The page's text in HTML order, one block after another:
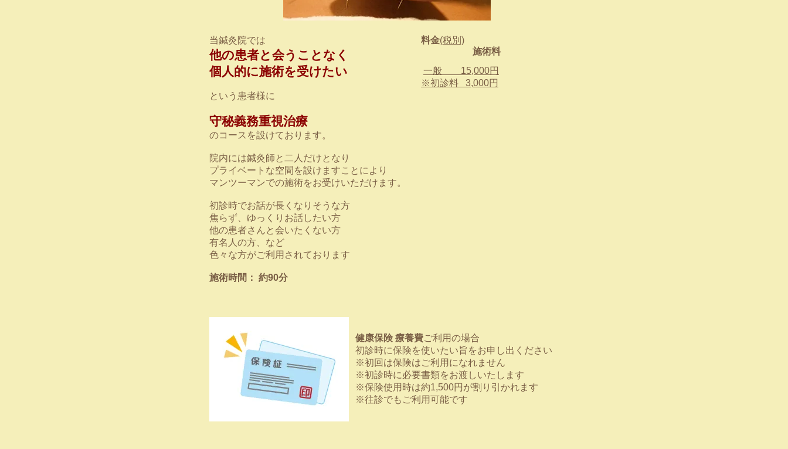
当鍼灸院では
他の患者と会うことなく
個人的に施術を受けたい
という患者様に
守秘義務重視治療
のコースを設けております。
院内には鍼灸師と二人だけとなり
プライベートな空間を設けますことにより
マンツーマンでの施術をお受けいただけます。
初診時でお話が長くなりそうな方
焦らず、ゆっくりお話したい方
他の患者さんと会いたくない方
有名人の方、など
​色々な方がご利用されております
施術時間： 約90分
料金(税別)
施術料
一般 15,000円
※初診料 3,000円
健康保険 療養費ご利用の場合
初診時に保険を使いたい旨をお申し出ください
※初回は保険はご利用になれません
※初診時に必要書類をお渡しいたします
※保険使用時は約1,500円が割り引かれます
※往診でもご利用可能です